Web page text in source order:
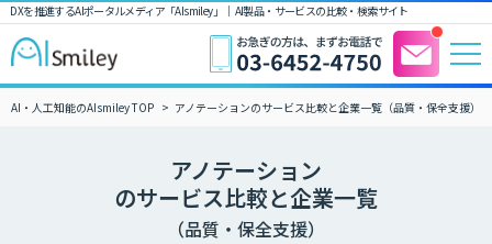
DXを推進するAIポータルメディア「AIsmiley」｜ AI製品・サービスの比較・検索サイト
AI・人工知能のAIsmiley TOP アノテーションのサービス比較と企業一覧（品質・保全支援）
アノテーション
のサービス比較と企業一覧
（品質・保全支援）